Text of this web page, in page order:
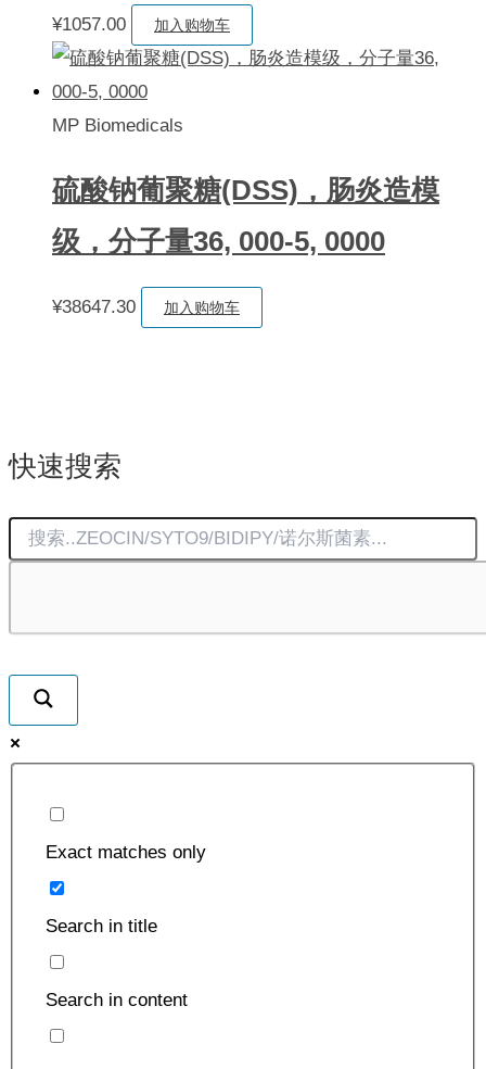
快速搜索
Exact matches only
Search in title
Search in content
¥1057.00 加入购物车
MP Biomedicals
硫酸钠葡聚糖(DSS)，肠炎造模
级，分子量36, 000-5, 0000
¥38647.30 加入购物车